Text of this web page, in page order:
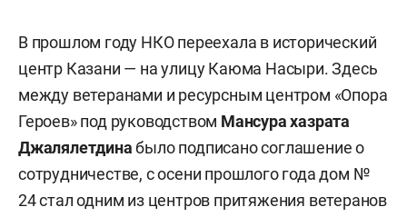
В прошлом году НКО переехала в исторический
центр Казани — на улицу Каюма Насыри. Здесь
между ветеранами и ресурсным центром «Опора
Героев» под руководством Мансура хазрата
Джалялетдинабыло подписано соглашение о
сотрудничестве, с осени прошлого года дом №
24 стал одним из центров притяжения ветеранов